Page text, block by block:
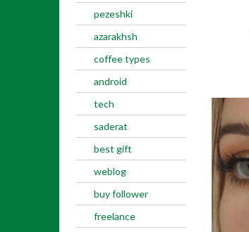
pezeshki
azarakhsh
coffee types
android
tech
saderat
best gift
weblog
buy follower
freelance